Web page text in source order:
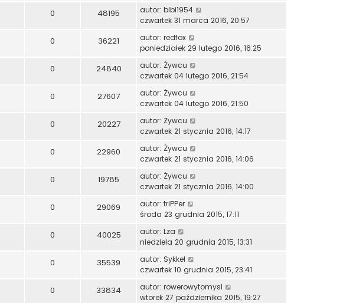
0 48195 autor: bibi1954
czwartek 31 marca 2016, 20:57
0 36221 autor: redfox
poniedziałek 29 lutego 2016, 16:25
0 24840 autor: Żywcu
czwartek 04 lutego 2016, 21:54
0 27607 autor: Żywcu
czwartek 04 lutego 2016, 21:50
0 20227 autor: Żywcu
czwartek 21 stycznia 2016, 14:17
0 22960 autor: Żywcu
czwartek 21 stycznia 2016, 14:06
0 19785 autor: Żywcu
czwartek 21 stycznia 2016, 14:00
0 29069 autor: triPPer
środa 23 grudnia 2015, 17:11
0 40025 autor: Lza
niedziela 20 grudnia 2015, 13:31
0 35539 autor: Sykkel
czwartek 10 grudnia 2015, 23:41
0 33834 autor: rowerowytomysl
wtorek 27 października 2015, 19:27